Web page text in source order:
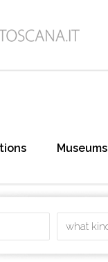
Museums